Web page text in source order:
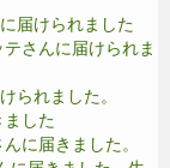
届けられました
さんに届けられま
られました。
した
に届きました。